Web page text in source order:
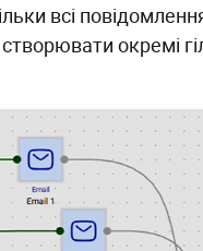
всі
окремі